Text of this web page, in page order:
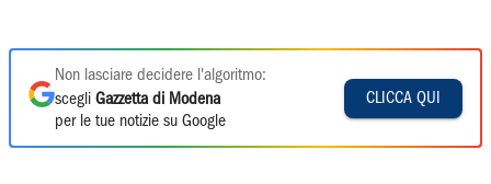
Non lasciare decidere l'algoritmo:
scegli Gazzetta di Modena
per le tue notizie su Google
CLICCA QUI